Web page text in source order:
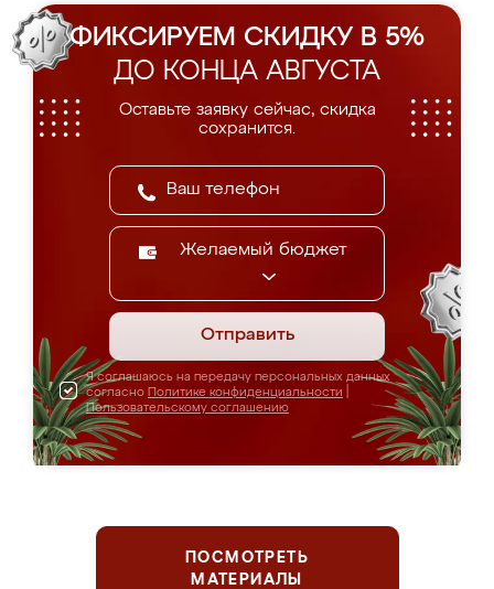
ФИКСИРУЕМ СКИДКУ В 5%
ДО КОНЦА АВГУСТА
Оставьте заявку сейчас, скидка
сохранится.
Желаемый бюджет
Отправить
Я соглашаюсь на передачу персональных данных
согласно Политике конфиденциальности
Пользовательскому соглашению
ПОСМОТРЕТЬ
МАТЕРИАЛЫ